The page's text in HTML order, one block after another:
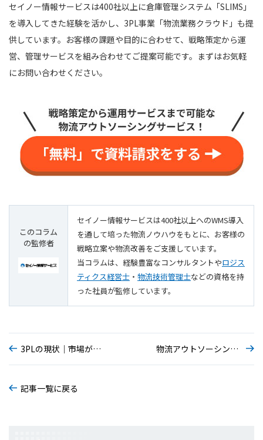
セイノー情報サービスは400社以上に倉庫管理システム「SLIMS」
を導入してきた経験を活かし、3PL事業「物流業務クラウド」も提
供しています。お客様の課題や目的に合わせて、戦略策定から運
営、管理サービスを組み合わせてご提案可能です。まずはお気軽
にお問い合わせください。
このコラム
の監修者
セイノー情報サービスは400社以上へのWMS導入
を通して培った物流ノウハウをもとに、お客様の
戦略立案や物流改善をご支援しています。
当コラムは、経験豊富なコンサルタントやロジス
ティクス経営士 ・ 物流技術管理士などの資格を持
った社員が監修しています。
3PLの現状｜市場が拡大する背景と導入するメリットを解説 物流アウトソーシングの事業者の選び方や導入手順を解説
記事一覧に戻る